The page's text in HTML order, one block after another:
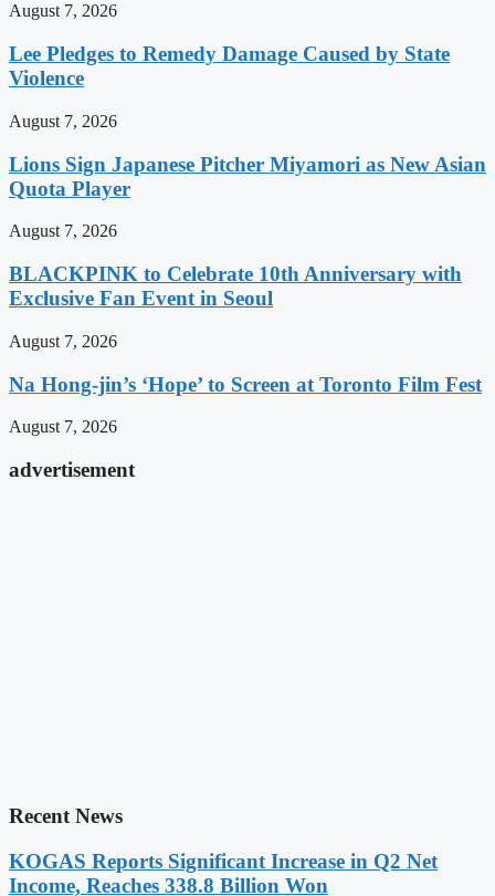
August 7, 2026
Lee Pledges to Remedy Damage Caused by State
Violence
August 7, 2026
Lions Sign Japanese Pitcher Miyamori as New Asian
Quota Player
August 7, 2026
BLACKPINK to Celebrate 10th Anniversary with
Exclusive Fan Event in Seoul
August 7, 2026
Na Hong-jin’s ‘Hope’ to Screen at Toronto Film Fest
August 7, 2026
advertisement
Recent News
KOGAS Reports Significant Increase in Q2 Net
Income, Reaches 338.8 Billion Won